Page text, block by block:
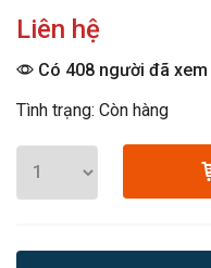
Liên hệ
Có 408 người đã
Tình trạng: Còn hàng